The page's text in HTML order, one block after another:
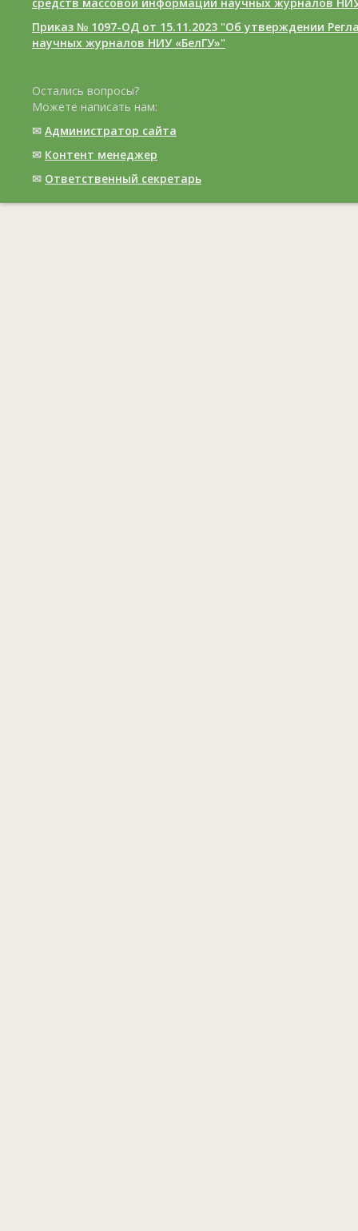
Приказ № 1097-ОД от 15.11.2023 "Об утверждении
научных журналов НИУ «БелГУ»"
Остались вопросы?
Можете написать нам:
✉ Администратор сайта
✉ Контент менеджер
✉ Ответственный cекретарь